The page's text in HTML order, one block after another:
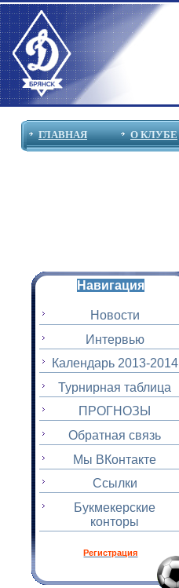
ГЛАВНАЯ О КЛУБЕ
Навигация
Новости
Интервью
Календарь 2013-2014
Турнирная таблица
ПРОГНОЗЫ
Обратная связь
Мы ВКонтакте
Ссылки
Букмекерские
конторы
Регистрация